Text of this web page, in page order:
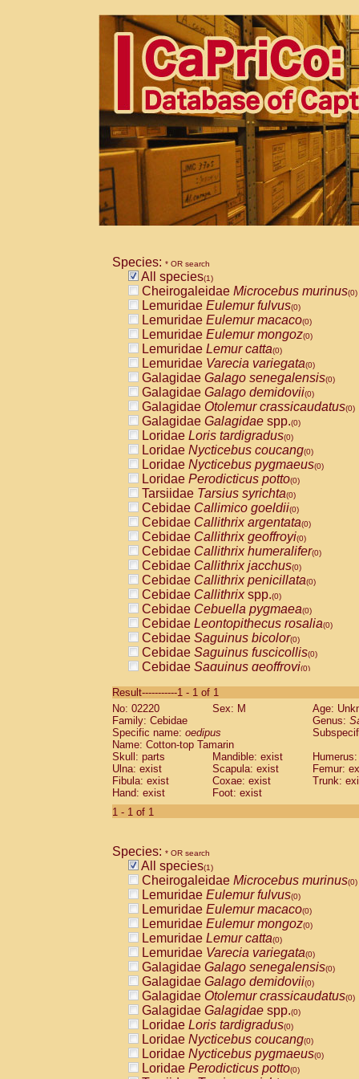
Species: * OR search
All species(1)
Cheirogaleidae Microcebus murinus(0)
Lemuridae Eulemur fulvus(0)
Lemuridae Eulemur macaco(0)
Lemuridae Eulemur mongoz(0)
Lemuridae Lemur catta(0)
Lemuridae Varecia variegata(0)
Galagidae Galago senegalensis(0)
Galagidae Galago demidovii(0)
Galagidae Otolemur crassicaudatus(0)
Galagidae Galagidae spp.(0)
Loridae Loris tardigradus(0)
Loridae Nycticebus coucang(0)
Loridae Nycticebus pygmaeus(0)
Loridae Perodicticus potto(0)
Tarsiidae Tarsius syrichta(0)
Cebidae Callimico goeldii(0)
Cebidae Callithrix argentata(0)
Cebidae Callithrix geoffroyi(0)
Cebidae Callithrix humeralifer(0)
Cebidae Callithrix jacchus(0)
Cebidae Callithrix penicillata(0)
Cebidae Callithrixspp.(0)
Cebidae Cebuella pygmaea(0)
Cebidae Leontopithecus rosalia(0)
Cebidae Saguinus bicolor(0)
Cebidae Saguinus fuscicollis(0)
Cebidae Saguinus geoffroyi(0)
CebidaeSaguinus labiatus(0)
Cebidae Saguinus leucopus (0)
Cebidae
CebidaeSaguinus mystax
Cebidae Saguinus nigricollis (0)
Cebidae Saguinus oedipus
Cebidae Saguinus weddelli
Cebidae Saguinusspp.
Cebidae
CebidaeCebus capucinus
CebidaeCebus nigrivittatus
CebidaeCebus spp.(0)
CebidaeSaimiri boliviensis(0)
CebidaeSaimiri sciureus(0)
AtelidaeAlouatta caraya(0)
AtelidaeAlouatta fusca(0)
AtelidaeAlouatta seniculus(0)
AtelidaeAlouattaspp.(0)
AtelidaeAteles belzebuth(0)
AtelidaeAteles geoffroyi(0)
AtelidaeAteles paniscus(0)
AtelidaeAtelesspp.(0)
AtelidaeLagothrix lagothricha(0)
AtelidaeLagothrix lagothricha cana
PitheciidaeCacajao calvus
Result-----------1 - 1 of 1
No: 02220
Sex: M
Age:
Family: Cebidae
Genus:
Specific name: oedipus
Name: Cotton-top Tamarin
Skull: parts
Mandible: exist
Ulna: exist
Scapula: exist
Femur:
Fibula: exist
Coxae: exist
Trunk:
Hand: exist
Foot: exist
1 - 1 of 1
Species: * OR search
All species(1)
Cheirogaleidae Microcebus murinus(0)
Lemuridae Eulemur fulvus(0)
Lemuridae Eulemur macaco(0)
Lemuridae Eulemur mongoz(0)
Lemuridae Lemur catta(0)
Lemuridae Varecia variegata(0)
Galagidae Galago senegalensis(0)
Galagidae Galago demidovii(0)
Galagidae Otolemur crassicaudatus(0)
Galagidae Galagidae spp.(0)
Loridae Loris tardigradus(0)
Loridae Nycticebus coucang(0)
Loridae Nycticebus pygmaeus(0)
Loridae Perodicticus potto(0)